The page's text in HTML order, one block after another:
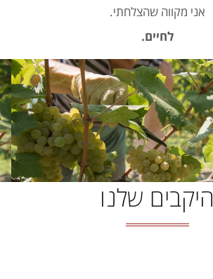
אני מקווה שהצלחתי.
לחיים.
היקבים שלנו